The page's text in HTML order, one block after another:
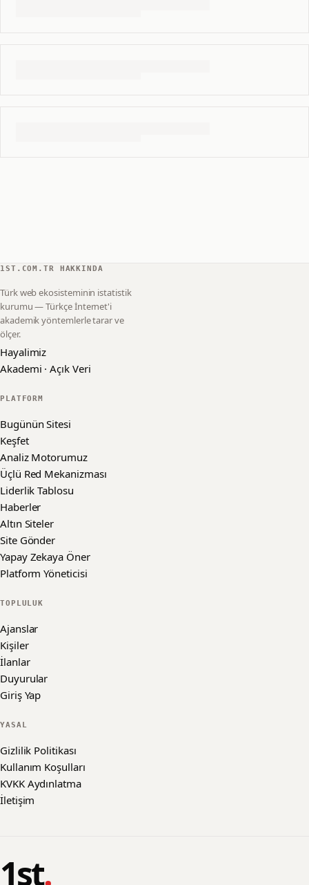
1ST.COM.TR HAKKINDA
Türk web ekosisteminin istatistik
kurumu — Türkçe İnternet'i
akademik yöntemlerle tarar ve
ölçer.
Hayalimiz
Akademi · Açık Veri
PLATFORM
Bugünün Sitesi
Keşfet
Analiz Motorumuz
Üçlü Red Mekanizması
Liderlik Tablosu
Haberler
Altın Siteler
Site Gönder
Yapay Zekaya Öner
Platform Yöneticisi
TOPLULUK
Ajanslar
Kişiler
İlanlar
Duyurular
Giriş Yap
YASAL
Gizlilik Politikası
Kullanım Koşulları
KVKK Aydınlatma
İletişim
1st.